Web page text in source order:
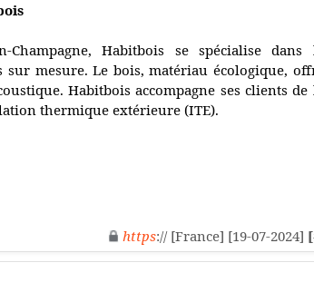
Champagne, Habitbois se spécialise dans
mesure. Le bois, matériau écologique,
Habitbois accompagne ses clients de
thermique extérieure (ITE).
https:// [France] [19-07-2024]